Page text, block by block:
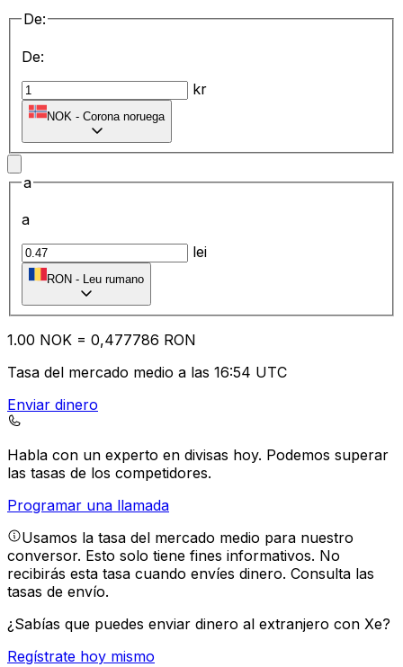
De:
De:
kr
NOK - Corona noruega
a
a
lei
RON - Leu rumano
1.00 NOK = 0,477786 RON
Tasa del mercado medio a las 16:54 UTC
Enviar dinero
Habla con un experto en divisas hoy. Podemos superar
las tasas de los competidores.
Programar una llamada
Usamos la tasa del mercado medio para nuestro
conversor. Esto solo tiene fines informativos. No
recibirás esta tasa cuando envíes dinero. Consulta las
tasas de envío.
¿Sabías que puedes enviar dinero al extranjero con Xe?
Regístrate hoy mismo